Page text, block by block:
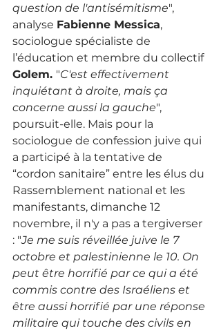
question de l'antisémitisme",
analyse Fabienne Messica,
sociologue spécialiste de
l’éducation et membre du collectif
Golem. "C'est effectivement
inquiétant à droite, mais ça
concerne aussi la gauche",
poursuit-elle. Mais pour la
sociologue de confession juive qui
a participé à la tentative de
“cordon sanitaire” entre les élus du
Rassemblement national et les
manifestants, dimanche 12
novembre, il n'y a pas a tergiverser
: "Je me suis réveillée juive le 7
octobre et palestinienne le 10. On
peut être horrifié par ce qui a été
commis contre des Israéliens et
être aussi horrifié par une réponse
militaire qui touche des civils en